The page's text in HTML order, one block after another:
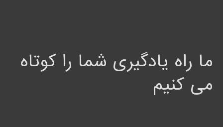
ما راه یادگیری شما را کوتاه
می کنیم